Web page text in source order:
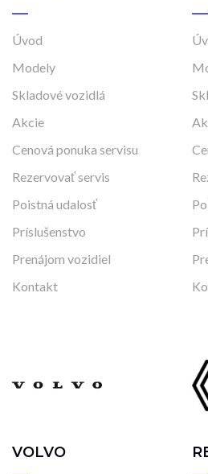
Úvod
Modely
Skladové vozidlá
Akcie
Cenová ponuka servisu
Rezervovať servis
Poistná udalosť
Príslušenstvo
Prenájom vozidiel
Kontakt
VOLVO